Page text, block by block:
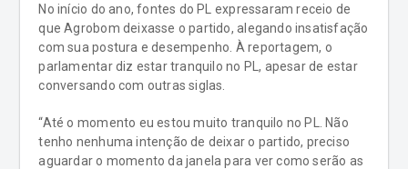
No início do ano, fontes do PL expressaram receio de
que Agrobom deixasse o partido, alegando insatisfação
com sua postura e desempenho. À reportagem, o
parlamentar diz estar tranquilo no PL, apesar de estar
conversando com outras siglas.
“Até o momento eu estou muito tranquilo no PL. Não
tenho nenhuma intenção de deixar o partido, preciso
aguardar o momento da janela para ver como serão as